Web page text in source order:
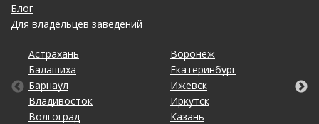
Блог
Для владельцев заведений
Астрахань
Балашиха
Барнаул
Владивосток
Волгоград
Воронеж
Екатеринбург
Ижевск
Иркутск
Казань
Калининград
Кемерово
Киров
Краснодар
Красноярск
Липецк
Махачкала
Набережные Челны
Нижний Новгород
Новосибирск
Омск
Оренбург
Пенза
Пермь
Ростов-на-Дону
Рязань
Самара
Санкт-Петербург
Саратов
Ставрополь
Тольятти
Томск
Тула
Тюмень
Ульяновск
Уфа
Хабаровск
Чебоксары
Челябинск
Ярославль